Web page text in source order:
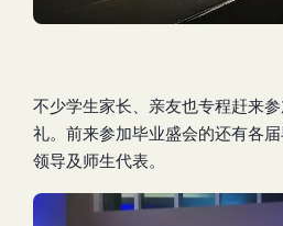
不少学生家长、亲友也专程赶来
礼。前来参加毕业盛会的还有各
领导及师生代表。